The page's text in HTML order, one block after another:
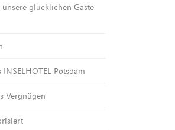
unsere glücklichen Gäste
INSELHOTEL Potsdam
Vergnügen